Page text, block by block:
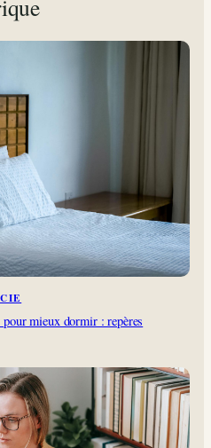
mieux dormir : repères